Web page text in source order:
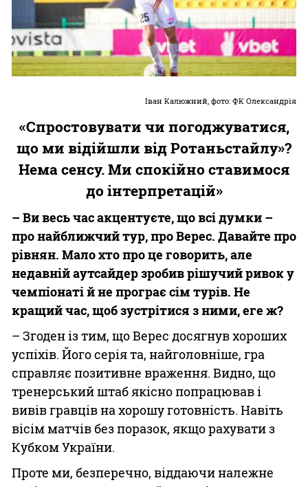
Іван Калюжний , фото: ФК Олександрія
«Спростовувати чи погоджуватися,
що ми відійшли від Ротаньстайлу»?
Нема сенсу. Ми спокійно ставимося
до інтерпретацій»
– Ви весь час акцентуєте, що всі думки –
про найближчий тур, про Верес. Давайте про
рівнян. Мало хто про це говорить, але
недавній аутсайдер зробив рішучий ривок у
чемпіонаті й не програє сім турів. Не
кращий час, щоб зустрітися з ними, еге ж?
– Згоден із тим, що Верес досягнув хороших
успіхів. Його серія та, найголовніше, гра
справляє позитивне враження. Видно, що
тренерський штаб якісно попрацював і
вивів гравців на хорошу готовність. Навіть
вісім матчів без поразок, якщо рахувати з
Кубком України.
Проте ми, безперечно, віддаючи належне